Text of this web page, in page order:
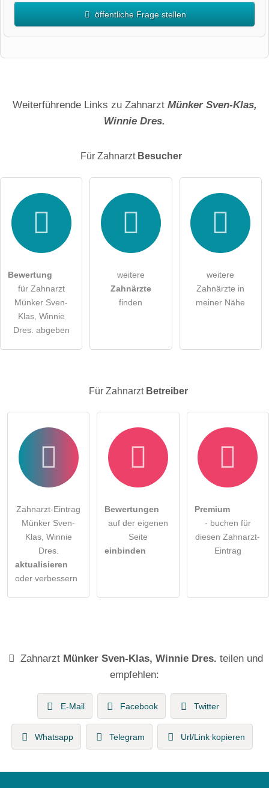
öffentliche Frage stellen
Hiermit akzeptiere ich die .
Die Datenschutzerklärunghabe ich zur Kenntnis genommen.
Klicken Sie hier um eine
Weiterführende Links zu Zahnarzt Münker Sven-Klas,
Winnie Dres.
Für Zahnarzt Besucher
Bewertung
für Zahnarzt
Münker Sven-
Klas, Winnie
Dres. abgeben
weitere
Zahnärzte
finden
weitere
Zahnärzte in
meiner Nähe
Für Zahnarzt Betreiber
Zahnarzt-Eintrag
Münker Sven-
Klas, Winnie
Dres.
aktualisieren
oder verbessern
Bewertungen
auf der eigenen
Seite
einbinden
Premium
- buchen für
diesen Zahnarzt-
Eintrag
Zahnarzt Münker Sven-Klas, Winnie Dres. teilen und
empfehlen:
E-Mail Facebook Twitter
Whatsapp Telegram Url/Link kopieren